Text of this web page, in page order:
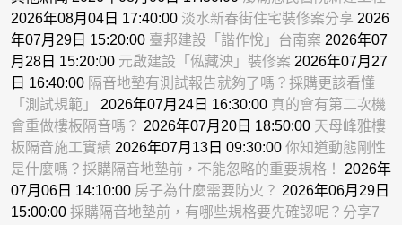
2026年08月04日 17:40:00 淡水新春街住宅裝修案分享 2026
年07月29日 15:20:00 臺邦建設「諧作悅」台南案 2026年07
月28日 15:20:00 元啟建設「俬藏泱」裝修案 2026年07月27
日 16:40:00 隔音地墊有測試報告就夠了嗎？採購更該看懂
「測試規範」 2026年07月24日 16:30:00 真的會有第二次機
會重做樓板隔音嗎？ 2026年07月20日 18:50:00 天母峰雅樓
板隔音施工實績 2026年07月13日 09:30:00 你知道動態剛性
是什麼嗎？採購隔音地墊前，不能忽略的重要規格！ 2026年
07月06日 14:10:00 房子為什麼需要防火？ 2026年06月29日
15:00:00 採購隔音地墊前，有哪些規格要先確認呢？分享7